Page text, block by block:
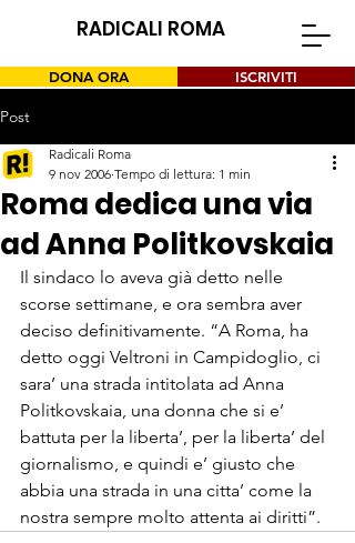
RADICALI ROMA
DONA ORA ISCRIVITI
Post
Roma dedica una via
ad Anna Politkovskaia
Radicali Roma
9 nov 2006 Tempo di lettura: 1 min
Il sindaco lo aveva già detto nelle
scorse settimane, e ora sembra aver
deciso definitivamente. “A Roma, ha
detto oggi Veltroni in Campidoglio, ci
sara’ una strada intitolata ad Anna
Politkovskaia, una donna che si e’
battuta per la liberta’, per la liberta’ del
giornalismo, e quindi e’ giusto che
abbia una strada in una citta’ come la
nostra sempre molto attenta ai diritti”.